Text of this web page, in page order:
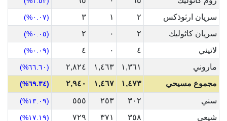
سريان ارثوذكس ٢ ١ ٣ (٠.٠٧%)
سريان كاثوليك ٢ ٠ ٢ (٠.٠٥%)
لاتيني ٤ ٠ ٤ (٠.٠٩%)
ماروني ١,٣٦١ ١,٤٦٣ ٢,٨٢٤ (٦٦.٦٠%)
مجموع مسيحي ١,٤٧٣ ١,٤٦٧ ٢,٩٤٠ (٦٩.٣٤%)
سني ٣٠٢ ٢٥٣ ٥٥٥ (١٣.٠٩%)
شيعي ٣٥٨ ٣٧١ ٧٢٩ (١٧.١٩%)